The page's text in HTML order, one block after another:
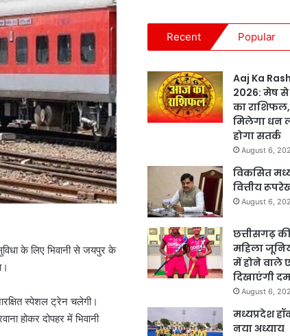
के लिए भिवानी से जयपुर के
स्पेशल ट्रेन चलेगी।
होकर दोपहर में भिवानी
Recent Popular
Aaj Ka
2026: मेष
का
मिलेगा धन
होगा सतर्क
August 6,
विकसित
वित्तीय
August 6,
छत्तीसगढ़
महिला
में होने वाले
दिखाएंगी दम
August 6,
मध्यप्रदेश
नया अध्याय